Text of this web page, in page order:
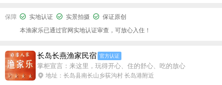
保障 实地认证 实景拍摄
保证原创
本渔家乐已通过官网实地认证审查，可放心入住！
长岛长燕渔家民宿 官方认证
掌柜宣言：来这里，玩得开心、住的舒心、吃的放心
地址：长岛县南长山乡荻沟村 长岛港附近